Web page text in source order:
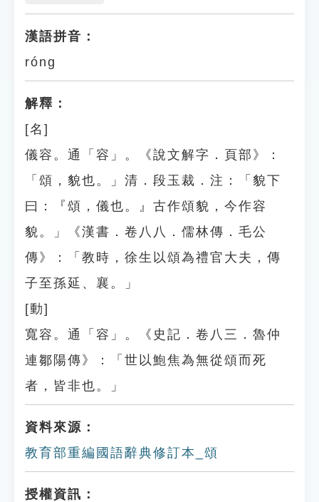
漢語拼音：
róng
解釋：
[名]
儀容。通「容」。《說文解字．頁部》：
「頌，貌也。」清．段玉裁．注：「貌下
曰：『頌，儀也。』古作頌貌，今作容
貌。」《漢書．卷八八．儒林傳．毛公
傳》：「教時，徐生以頌為禮官大夫，傳
子至孫延、襄。」
[動]
寬容。通「容」。《史記．卷八三．魯仲
連鄒陽傳》：「世以鮑焦為無從頌而死
者，皆非也。」
資料來源：
教育部重編國語辭典修訂本_頌
授權資訊：